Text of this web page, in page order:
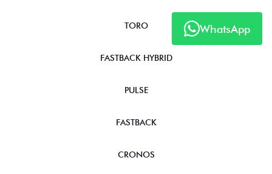
WhatsApp
TORO
FASTBACK HYBRID
PULSE
FASTBACK
CRONOS